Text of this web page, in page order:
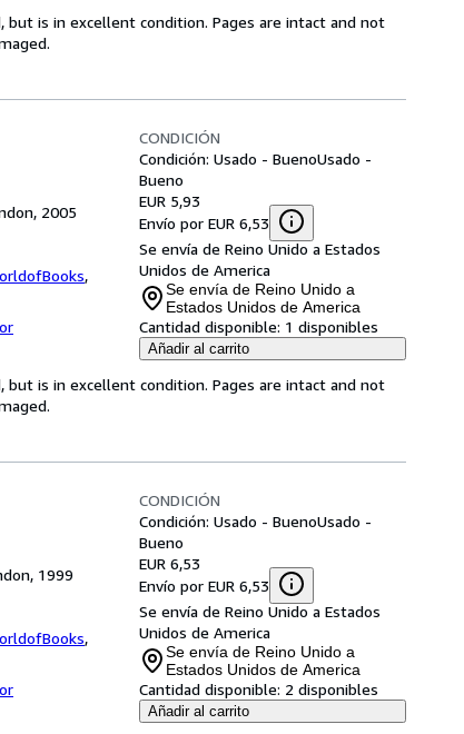
but is in excellent condition. Pages are intact and not
2005
,
CONDICIÓN
Condición: Usado - BuenoUsado -
Bueno
EUR 5,93
Envío por EUR 6,53
Se envía de Reino Unido a Estados
Unidos de America
Se envía de Reino Unido a
Estados Unidos de America
Cantidad disponible: 1 disponibles
Añadir al carrito
but is in excellent condition. Pages are intact and not
1999
,
CONDICIÓN
Condición: Usado - BuenoUsado -
Bueno
EUR 6,53
Envío por EUR 6,53
Se envía de Reino Unido a Estados
Unidos de America
Se envía de Reino Unido a
Estados Unidos de America
Cantidad disponible: 2 disponibles
Añadir al carrito